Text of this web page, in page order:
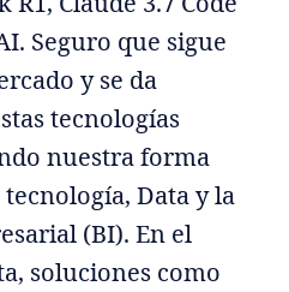
Seguro que sigue
y se da
tecnologías
nuestra forma
Data y la
(BI). En el
soluciones como